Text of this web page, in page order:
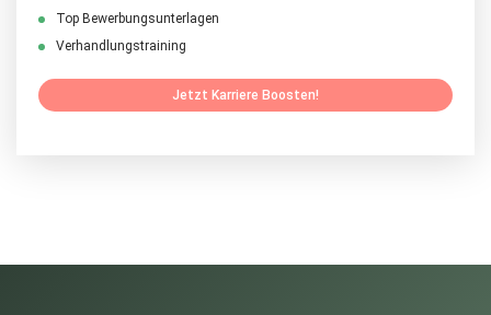
Top Bewerbungsunterlagen
Verhandlungstraining
Jetzt Karriere Boosten!